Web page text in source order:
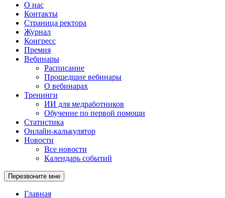
О нас
Контакты
Страница ректора
Журнал
Конгресс
Премия
Вебинары
Расписание
Прошедшие вебинары
О вебинарах
Тренинги
ИИ для медработников
Обучение по первой помощи
Статистика
Онлайн-калькулятор
Новости
Все новости
Календарь событий
Перезвоните мне
Главная